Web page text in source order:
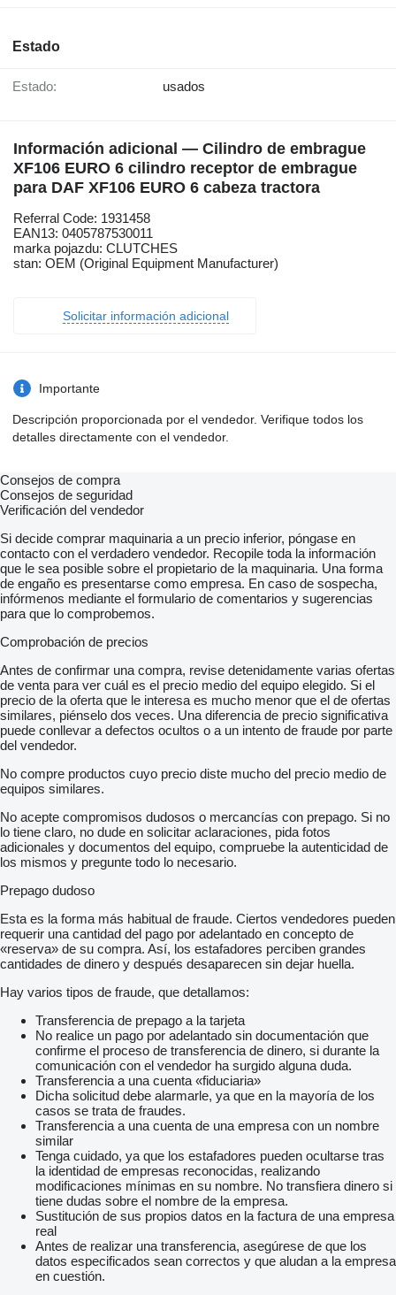
Estado
Estado: usados
Información adicional — Cilindro de embrague
XF106 EURO 6 cilindro receptor de embrague
para DAF XF106 EURO 6 cabeza tractora
Referral Code: 1931458
EAN13: 0405787530011
marka pojazdu: CLUTCHES
stan: OEM (Original Equipment Manufacturer)
Solicitar información adicional
Importante
Descripción proporcionada por el vendedor. Verifique todos los
detalles directamente con el vendedor.
Consejos de compra
Consejos de seguridad
Verificación del vendedor
Si decide comprar maquinaria a un precio inferior, póngase en
contacto con el verdadero vendedor. Recopile toda la información
que le sea posible sobre el propietario de la maquinaria. Una forma
de engaño es presentarse como empresa. En caso de sospecha,
infórmenos mediante el formulario de comentarios y sugerencias
para que lo comprobemos.
Comprobación de precios
Antes de confirmar una compra, revise detenidamente varias ofertas
de venta para ver cuál es el precio medio del equipo elegido. Si el
precio de la oferta que le interesa es mucho menor que el de ofertas
similares, piénselo dos veces. Una diferencia de precio significativa
puede conllevar a defectos ocultos o a un intento de fraude por parte
del vendedor.
No compre productos cuyo precio diste mucho del precio medio de
equipos similares.
No acepte compromisos dudosos o mercancías con prepago. Si no
lo tiene claro, no dude en solicitar aclaraciones, pida fotos
adicionales y documentos del equipo, compruebe la autenticidad de
los mismos y pregunte todo lo necesario.
Prepago dudoso
Esta es la forma más habitual de fraude. Ciertos vendedores pueden
requerir una cantidad del pago por adelantado en concepto de
«reserva» de su compra. Así, los estafadores perciben grandes
cantidades de dinero y después desaparecen sin dejar huella.
Hay varios tipos de fraude, que detallamos:
Transferencia de prepago a la tarjeta
No realice un pago por adelantado sin documentación que
confirme el proceso de transferencia de dinero, si durante la
comunicación con el vendedor ha surgido alguna duda.
Transferencia a una cuenta «fiduciaria»
Dicha solicitud debe alarmarle, ya que en la mayoría de los
casos se trata de fraudes.
Transferencia a una cuenta de una empresa con un nombre
similar
Tenga cuidado, ya que los estafadores pueden ocultarse tras
la identidad de empresas reconocidas, realizando
modificaciones mínimas en su nombre. No transfiera dinero si
tiene dudas sobre el nombre de la empresa.
Sustitución de sus propios datos en la factura de una empresa
real
Antes de realizar una transferencia, asegúrese de que los
datos especificados sean correctos y que aludan a la empresa
en cuestión.